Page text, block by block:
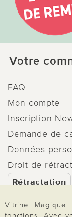
Votre
FAQ
Mon compte
Inscription
Demande de
Données
Droit de
Rétractation
Vitrine
fonctions. Avec